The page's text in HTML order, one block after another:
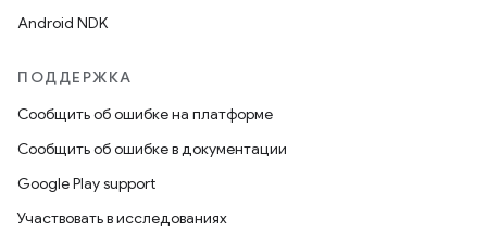
Android NDK
ПОДДЕРЖКА
Сообщить об ошибке на платформе
Сообщить об ошибке в документации
Google Play support
Участвовать в исследованиях